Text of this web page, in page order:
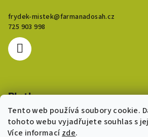
Tento web používá soubory cookie.
tohoto webu vyjadřujete souhlas s
Více informacízde.
frydek-mistek@farmanadosah.cz
725 903 998
Platby
Přijímáme platby kartou. Stravenkové
nejsou akceptovány.